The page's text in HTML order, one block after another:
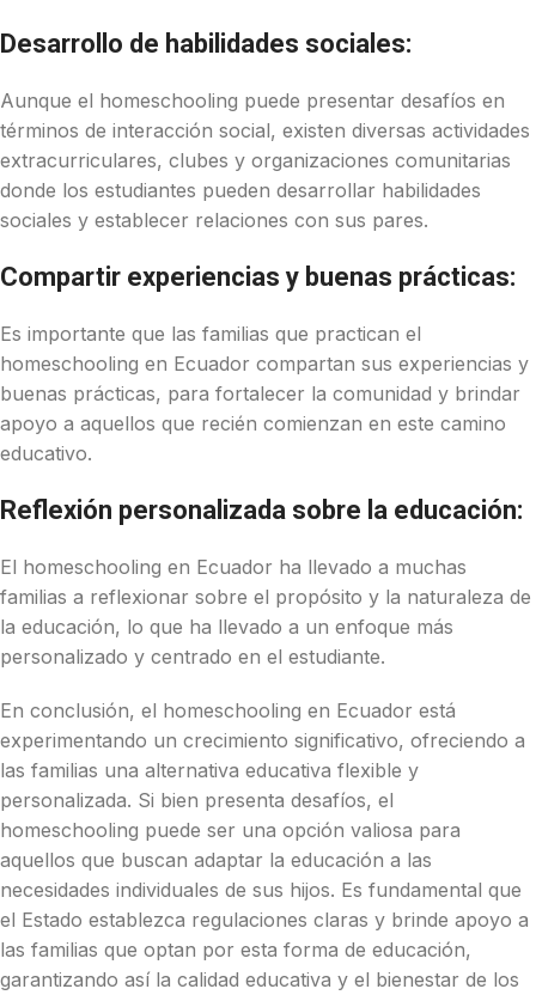
Desarrollo de habilidades sociales:
Aunque el homeschooling puede presentar desafíos en
términos de interacción social, existen diversas actividades
extracurriculares, clubes y organizaciones comunitarias
donde los estudiantes pueden desarrollar habilidades
sociales y establecer relaciones con sus pares.
Compartir experiencias y buenas prácticas:
Es importante que las familias que practican el
homeschooling en Ecuador compartan sus experiencias y
buenas prácticas, para fortalecer la comunidad y brindar
apoyo a aquellos que recién comienzan en este camino
educativo.
Reflexión personalizada sobre la educación:
El homeschooling en Ecuador ha llevado a muchas
familias a reflexionar sobre el propósito y la naturaleza de
la educación, lo que ha llevado a un enfoque más
personalizado y centrado en el estudiante.
En conclusión, el homeschooling en Ecuador está
experimentando un crecimiento significativo, ofreciendo a
las familias una alternativa educativa flexible y
personalizada. Si bien presenta desafíos, el
homeschooling puede ser una opción valiosa para
aquellos que buscan adaptar la educación a las
necesidades individuales de sus hijos. Es fundamental que
el Estado establezca regulaciones claras y brinde apoyo a
las familias que optan por esta forma de educación,
garantizando así la calidad educativa y el bienestar de los